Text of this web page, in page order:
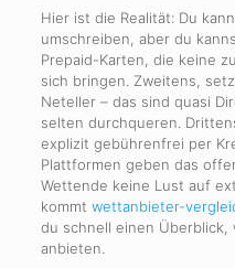
Hier ist die Realität: Du
umschreiben, aber du
Prepaid-Karten, die keine
sich bringen. Zweitens,
Neteller – das sind quasi
selten durchqueren.
explizit gebührenfrei per
Plattformen geben das
Wettende keine Lust auf
kommt wettanbieter-
du schnell einen Überblick,
anbieten.